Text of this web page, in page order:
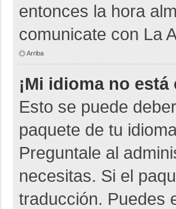
entonces la hora
comunicate con La
Arriba
¡Mi idioma no está
Esto se puede
paquete de tu
Preguntale al
necesitas. Si el
traducción. Puedes